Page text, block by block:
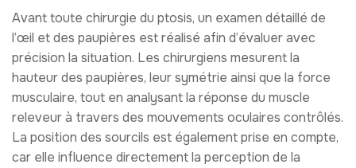
Avant toute chirurgie du ptosis, un examen détaillé de
l’œil et des paupières est réalisé afin d’évaluer avec
précision la situation. Les chirurgiens mesurent la
hauteur des paupières, leur symétrie ainsi que la force
musculaire, tout en analysant la réponse du muscle
releveur à travers des mouvements oculaires contrôlés.
La position des sourcils est également prise en compte,
car elle influence directement la perception de la